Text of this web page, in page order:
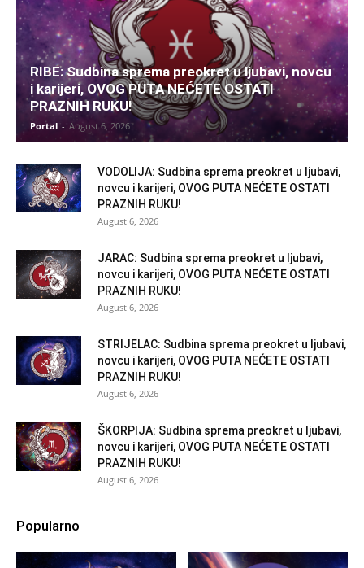
RIBE: Sudbina sprema preokret u ljubavi, novcu
i karijeri, OVOG PUTA NEĆETE OSTATI
PRAZNIH RUKU!
Portal - August 6, 2026
VODOLIJA: Sudbina sprema preokret u ljubavi,
novcu i karijeri, OVOG PUTA NEĆETE OSTATI
PRAZNIH RUKU!
August 6, 2026
JARAC: Sudbina sprema preokret u ljubavi,
novcu i karijeri, OVOG PUTA NEĆETE OSTATI
PRAZNIH RUKU!
August 6, 2026
STRIJELAC: Sudbina sprema preokret u ljubavi,
novcu i karijeri, OVOG PUTA NEĆETE OSTATI
PRAZNIH RUKU!
August 6, 2026
ŠKORPIJA: Sudbina sprema preokret u ljubavi,
novcu i karijeri, OVOG PUTA NEĆETE OSTATI
PRAZNIH RUKU!
August 6, 2026
Popularno